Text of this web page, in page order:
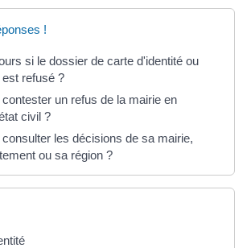
!
si le dossier de carte d'identité ou
refusé ?
un refus de la mairie en
civil ?
les décisions de sa mairie,
ou sa région ?